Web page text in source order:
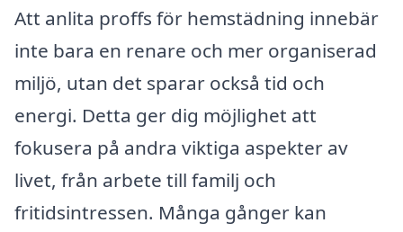
Att anlita proffs för hemstädning innebär
inte bara en renare och mer organiserad
miljö, utan det sparar också tid och
energi. Detta ger dig möjlighet att
fokusera på andra viktiga aspekter av
livet, från arbete till familj och
fritidsintressen. Många gånger kan